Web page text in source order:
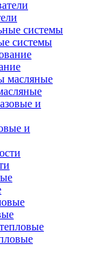
системы
и